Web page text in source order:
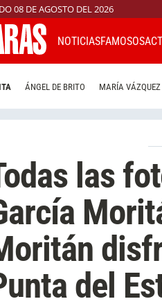
08 DE AGOSTO DEL 2026
NOTICIASFAMOSOS
ÁNGEL DE BRITO MARÍA VÁZQUEZ
las
del